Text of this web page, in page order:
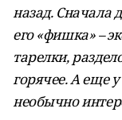
назад. Сначала
его «фишка» –
тарелки,
горячее. А еще у
необычно